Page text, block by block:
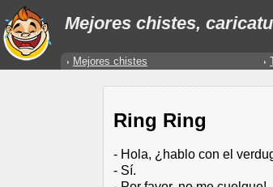
Mejores chistes,
Mejores chistes
Ring Ring
- Hola, ¿hablo con el
- Sí.